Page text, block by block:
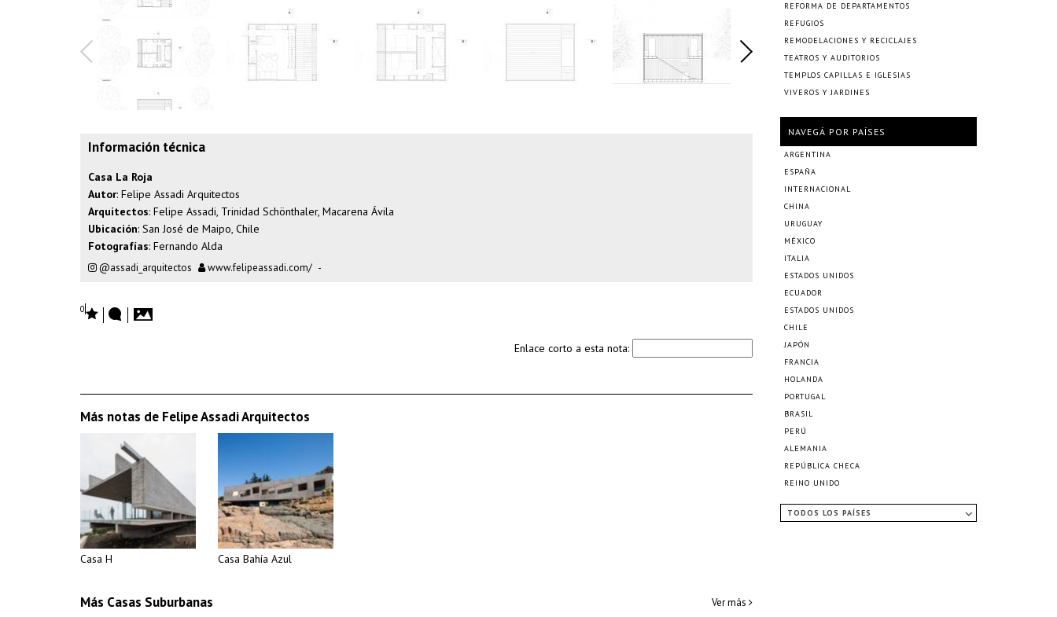
Información técnica
Casa La Roja
Autor: Felipe Assadi Arquitectos
Arquitectos: Felipe Assadi, Trinidad Schönthaler, Macarena Ávila
Ubicación: San José de Maipo, Chile
Fotografías: Fernando Alda
@assadi_arquitectos www.felipeassadi.com/ -
0
Enlace corto a esta nota:
Más notas de Felipe Assadi Arquitectos
Casa H Casa Bahía Azul
Más Casas Suburbanas Ver más
REFORMA DE DEPARTAMENTOS
REFUGIOS
REMODELACIONES Y RECICLAJES
TEATROS Y AUDITORIOS
TEMPLOS CAPILLAS E IGLESIAS
VIVEROS Y JARDINES
NAVEGÁ POR PAÍSES
ARGENTINA
ESPAÑA
INTERNACIONAL
CHINA
URUGUAY
MÉXICO
ITALIA
ESTADOS UNIDOS
ECUADOR
ESTADOS UNIDOS
CHILE
JAPÓN
FRANCIA
HOLANDA
PORTUGAL
BRASIL
PERÚ
ALEMANIA
REPÚBLICA CHECA
REINO UNIDO
TODOS LOS PAÍSES